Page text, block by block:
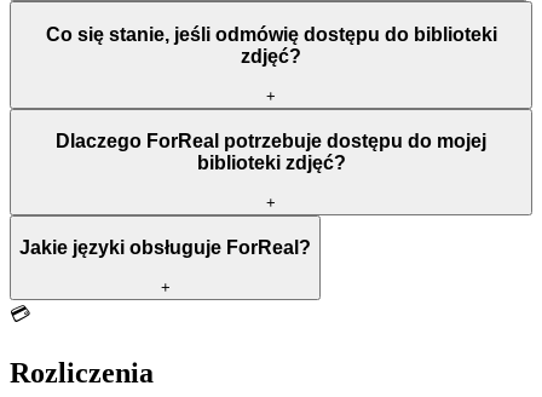
Co się stanie, jeśli odmówię dostępu do biblioteki
zdjęć?
+
Dlaczego ForReal potrzebuje dostępu do mojej
biblioteki zdjęć?
+
Jakie języki obsługuje ForReal?
+
💳
Rozliczenia